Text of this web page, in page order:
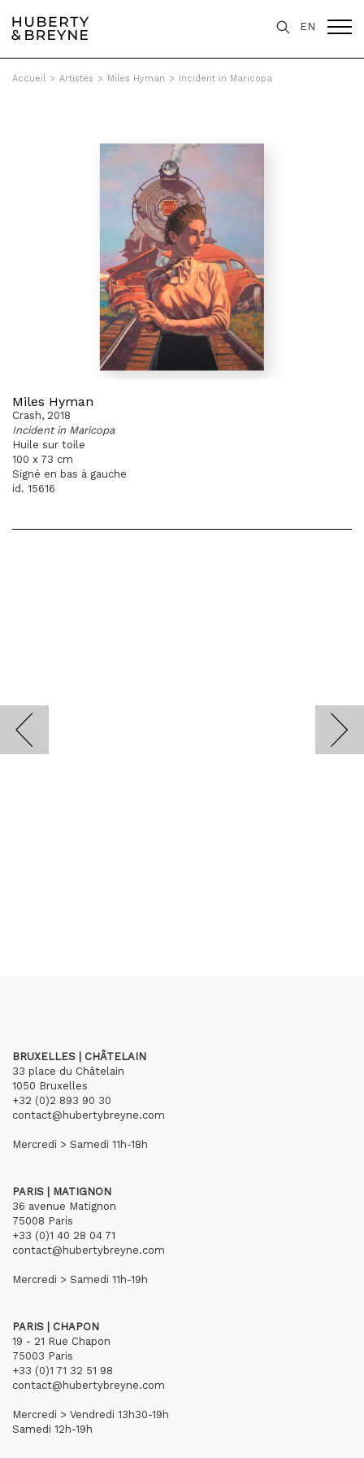
EN
Accueil > Artistes > Miles Hyman > Incident in Maricopa
Miles Hyman
Crash, 2018
Incident in Maricopa
Huile sur toile
100 x 73 cm
Signé en bas à gauche
id. 15616
BRUXELLES | CHÂTELAIN
33 place du Châtelain
1050 Bruxelles
+32 (0)2 893 90 30
contact@hubertybreyne.com
Mercredi > Samedi 11h-18h
PARIS | MATIGNON
36 avenue Matignon
75008 Paris
+33 (0)1 40 28 04 71
contact@hubertybreyne.com
Mercredi > Samedi 11h-19h
PARIS | CHAPON
19 - 21 Rue Chapon
75003 Paris
+33 (0)1 71 32 51 98
contact@hubertybreyne.com
Mercredi > Vendredi 13h30-19h
Samedi 12h-19h